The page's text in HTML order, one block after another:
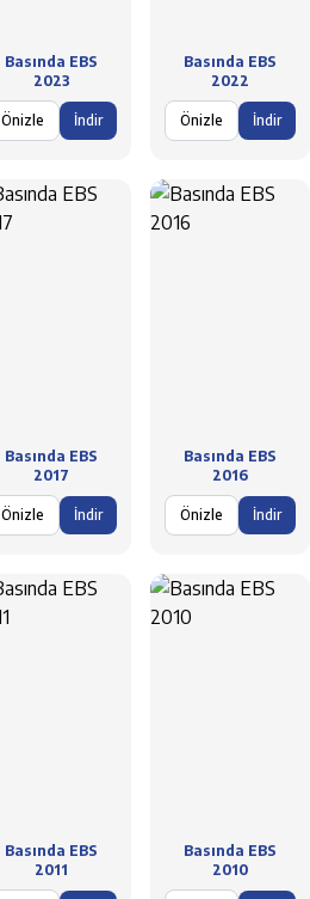
Basında EBS
2023
Önizle İndir
Basında EBS
2022
Önizle İndir
Basında EBS
2017
Önizle İndir
Basında EBS
2016
Önizle İndir
Basında EBS
2011
Basında EBS
2010